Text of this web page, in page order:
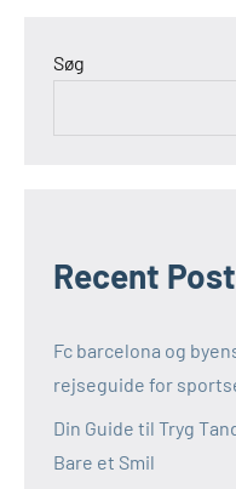
Søg
Recent
Fc barcelona og
rejseguide for
Din Guide til Tryg
Bare et Smil